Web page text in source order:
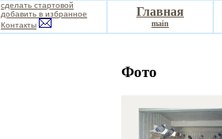
сделать стартовой
добавить в избранное
Контакты
Главная
main
Фото